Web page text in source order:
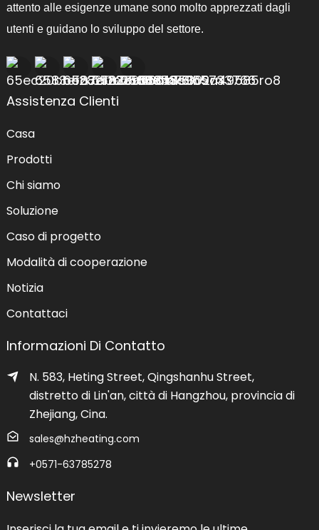
attento alle esigenze umane sono molto apprezzati dagli
utenti e guidano lo sviluppo del settore.
Assistenza Clienti
Casa
Prodotti
Chi siamo
Soluzione
Caso di progetto
Modalità di cooperazione
Notizia
Contattaci
Informazioni Di Contatto
N. 583, Heting Street, Qingshanhu Street,
distretto di Lin'an, città di Hangzhou, provincia di
Zhejiang, Cina.
sales@hzheating.com
+0571-63785278
Newsletter